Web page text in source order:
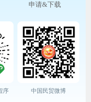
申请&下载
序 中国民贸微博